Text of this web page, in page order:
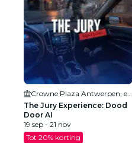
Crowne Plaza Antwerpen, een IHG Hotel
The Jury Experience: Dood
Door AI
19 sep - 21 nov
Tot 20% korting